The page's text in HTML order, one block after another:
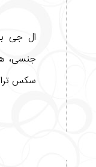
ال جی
جنسی،
سکس